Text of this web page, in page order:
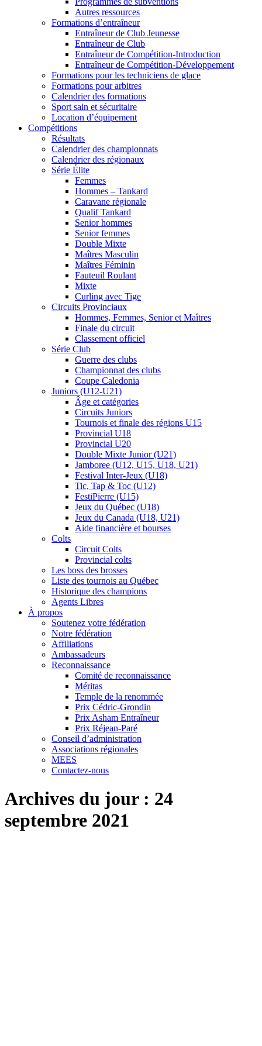
Autres ressources
Formations d’entraîneur
Entraîneur de Club Jeunesse
Entraîneur de Club
Entraîneur de Compétition-Introduction
Entraîneur de Compétition-Développement
Formations pour les techniciens de glace
Formations pour arbitres
Calendrier des formations
Sport sain et sécuritaire
Location d’équipement
Compétitions
Résultats
Calendrier des championnats
Calendrier des régionaux
Série Élite
Femmes
Hommes – Tankard
Caravane régionale
Qualif Tankard
Senior hommes
Senior femmes
Double Mixte
Maîtres Masculin
Maîtres Féminin
Fauteuil Roulant
Mixte
Curling avec Tige
Circuits Provinciaux
Hommes, Femmes, Senior et Maîtres
Finale du circuit
Classement officiel
Série Club
Guerre des clubs
Championnat des clubs
Coupe Caledonia
Juniors (U12-U21)
Âge et catégories
Circuits Juniors
Tournois et finale des régions U15
Provincial U18
Provincial U20
Double Mixte Junior (U21)
Jamboree (U12, U15, U18, U21)
Festival Inter-Jeux (U18)
Tic, Tap & Toc (U12)
FestiPierre (U15)
Jeux du Québec (U18)
Jeux du Canada (U18, U21)
Aide financière et bourses
Colts
Circuit Colts
Provincial colts
Les boss des brosses
Liste des tournois au Québec
Historique des champions
Agents Libres
À propos
Soutenez votre fédération
Notre fédération
Affiliations
Ambassadeurs
Reconnaissance
Comité de reconnaissance
Méritas
Temple de la renommée
Prix Cédric-Grondin
Prix Asham Entraîneur
Prix Réjean-Paré
Conseil d’administration
Associations régionales
MEES
Contactez-nous
Archives du jour : 24
septembre 2021